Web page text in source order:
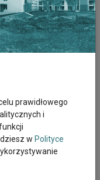
prawidłowego
i
w Polityce